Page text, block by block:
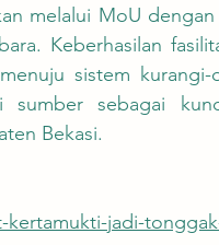
melalui MoU
Keberhasilan
sistem kurangi-
sumber sebagai
Bekasi.
jadi-